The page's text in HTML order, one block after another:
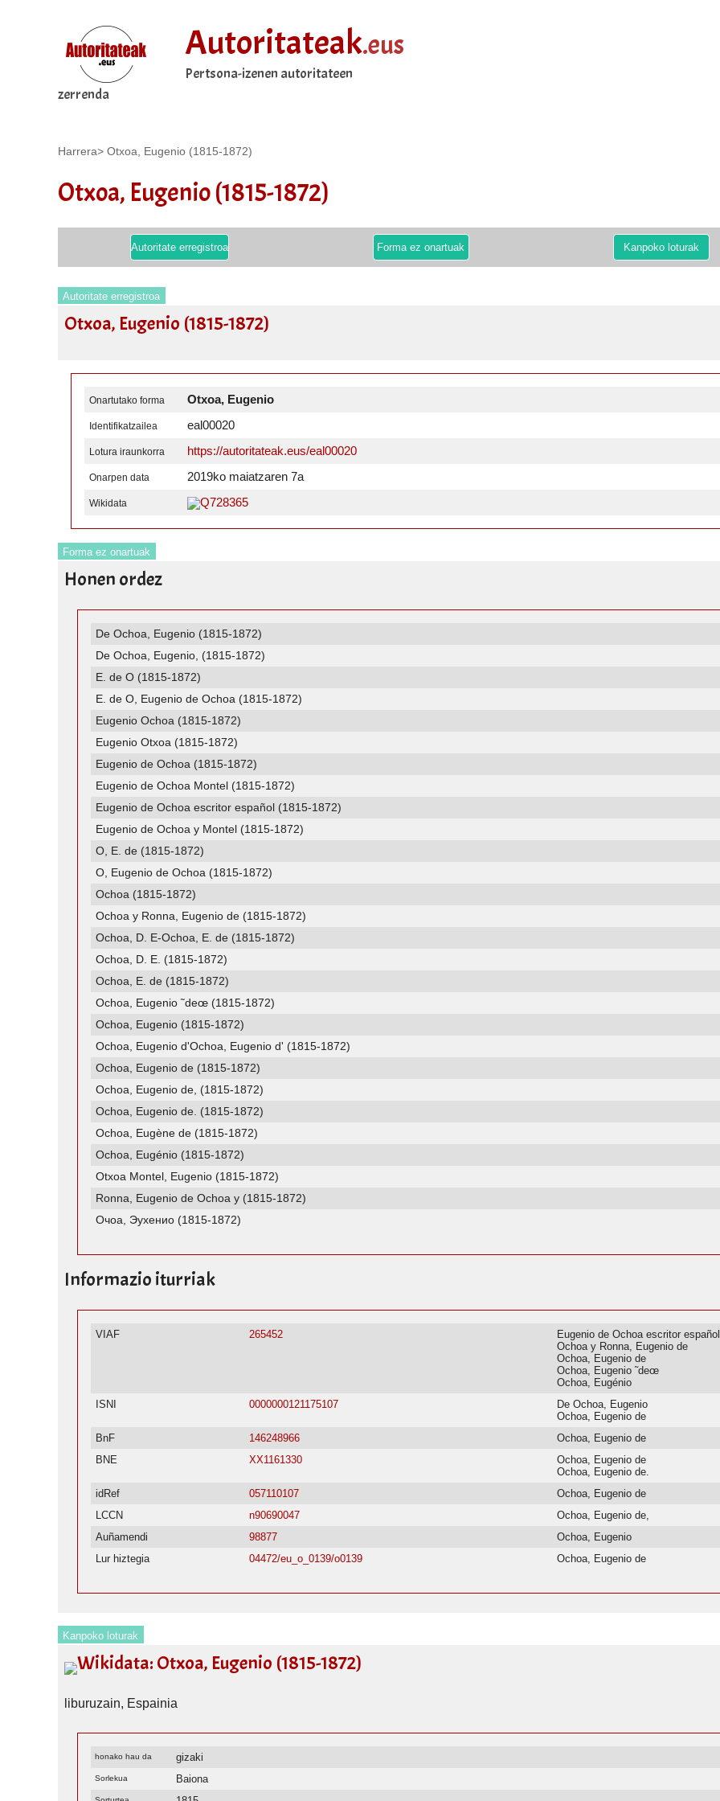
Autoritateak.eus
Pertsona-izenen autoritateen
zerrenda
Harrera> Otxoa, Eugenio (1815-1872)
Otxoa, Eugenio (1815-1872)
Autoritate erregistroa Forma ez onartuak Kanpoko loturak
Autoritate erregistroa
Otxoa, Eugenio (1815-1872)
Onartutako forma Otxoa, Eugenio
Identifikatzailea eal00020
Lotura iraunkorra https://autoritateak.eus/eal00020
Onarpen data 2019ko maiatzaren 7a
Wikidata Q728365
Forma ez onartuak
Honen ordez
De Ochoa, Eugenio (1815-1872)
De Ochoa, Eugenio, (1815-1872)
E. de O (1815-1872)
E. de O, Eugenio de Ochoa (1815-1872)
Eugenio Ochoa (1815-1872)
Eugenio Otxoa (1815-1872)
Eugenio de Ochoa (1815-1872)
Eugenio de Ochoa Montel (1815-1872)
Eugenio de Ochoa escritor español (1815-1872)
Eugenio de Ochoa y Montel (1815-1872)
O, E. de (1815-1872)
O, Eugenio de Ochoa (1815-1872)
Ochoa (1815-1872)
Ochoa y Ronna, Eugenio de (1815-1872)
Ochoa, D. E-Ochoa, E. de (1815-1872)
Ochoa, D. E. (1815-1872)
Ochoa, E. de (1815-1872)
Ochoa, Eugenio ˜deœ (1815-1872)
Ochoa, Eugenio (1815-1872)
Ochoa, Eugenio d'Ochoa, Eugenio d' (1815-1872)
Ochoa, Eugenio de (1815-1872)
Ochoa, Eugenio de, (1815-1872)
Ochoa, Eugenio de. (1815-1872)
Ochoa, Eugène de (1815-1872)
Ochoa, Eugénio (1815-1872)
Otxoa Montel, Eugenio (1815-1872)
Ronna, Eugenio de Ochoa y (1815-1872)
Очоа, Эухенио (1815-1872)
Informazio iturriak
VIAF 265452
Eugenio de Ochoa escritor español
Ochoa y Ronna, Eugenio de
Ochoa, Eugenio de
Ochoa, Eugenio ˜deœ
Ochoa, Eugénio
ISNI
0000000121175107
De Ochoa, Eugenio
Ochoa, Eugenio de
BnF
146248966
Ochoa, Eugenio de
BNE
XX1161330
Ochoa, Eugenio de
Ochoa, Eugenio de.
idRef
057110107
Ochoa, Eugenio de
LCCN
n90690047
Ochoa, Eugenio de,
Auñamendi
98877
Ochoa, Eugenio
Lur hiztegia
04472/eu_o_0139/o0139 Ochoa, Eugenio de
Kanpoko loturak
Wikidata: Otxoa, Eugenio (1815-1872)
liburuzain, Espainia
honako hau da gizaki
Sorlekua Baiona